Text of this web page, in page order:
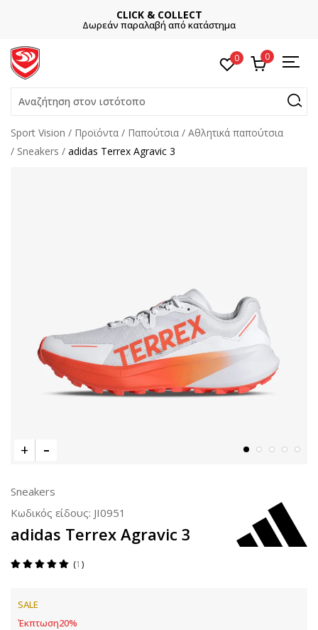
CLICK & COLLECT
Δωρεάν παραλαβή από κατάστημα
0 0
Αναζήτηση στον ιστότοπο
Sport Vision Προϊόντα Παπούτσια
Αθλητικά παπούτσια
Sneakers
adidas Terrex Agravic 3
Sneakers
Κωδικός είδους: JI0951
adidas Terrex Agravic 3
1
SALE
Έκπτωση20%